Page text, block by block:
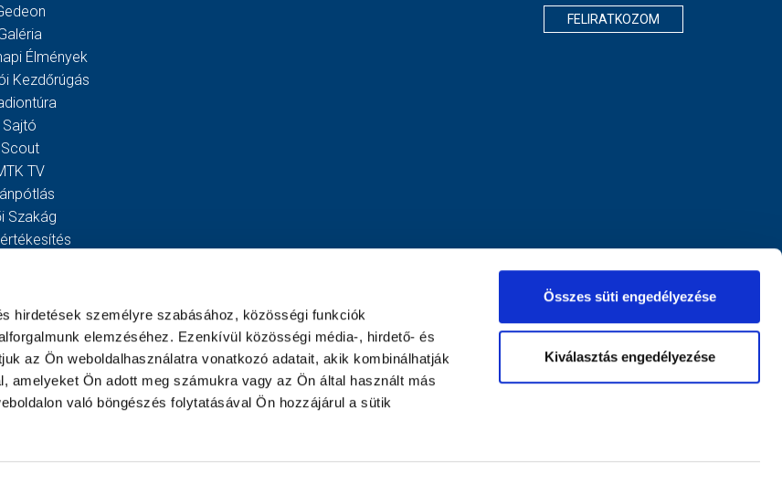
hirdetések személyre szabásához, közösségi funkciók
elemzéséhez. Ezenkívül közösségi média-, hirdető- és
az Ön weboldalhasználatra vonatkozó adatait, akik kombinálhatják
amelyeket Ön adott meg számukra vagy az Ön által használt más
való böngészés folytatásával Ön hozzájárul a sütik
Összes süti engedélyezése
Kiválasztás engedélyezése
Élmények
Kezdőrúgás
Sajtó
Scout
TV
Szakág
FELIRATKOZOM